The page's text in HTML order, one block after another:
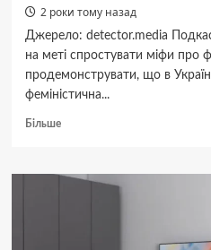
2 роки тому назад
Джерело: detector.media
на меті спростувати міфи про
продемонструвати, що в
феміністична...
БільшеДокладніше
Україні